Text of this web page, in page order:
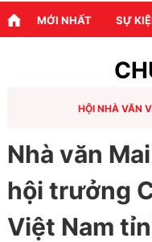
MỚI NHẤT SỰ
HỘI NHÀ VĂN
Nhà văn
hội trưởng
Việt Nam